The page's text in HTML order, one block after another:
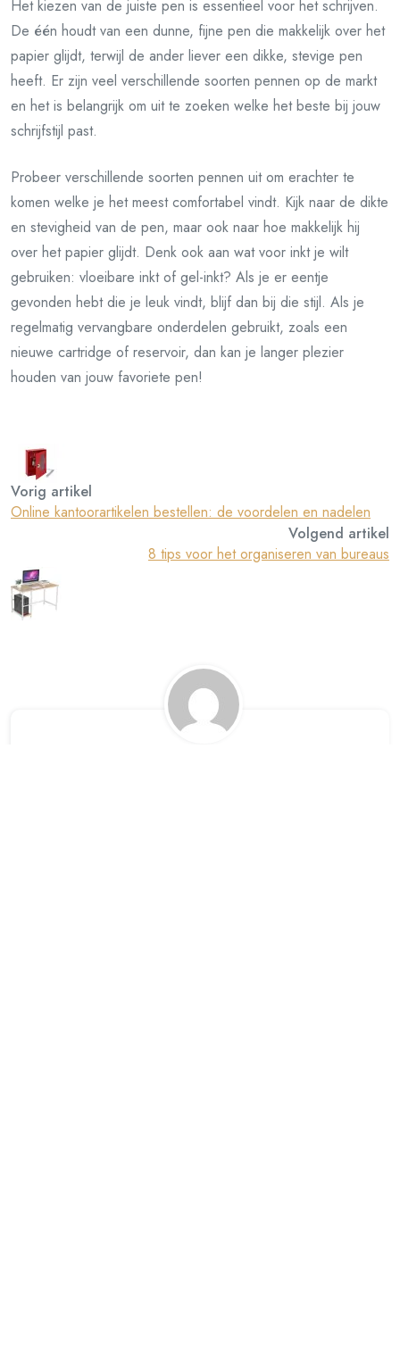
Het kiezen van de juiste pen is essentieel voor het schrijven.
De één houdt van een dunne, fijne pen die makkelijk over het
papier glijdt, terwijl de ander liever een dikke, stevige pen
heeft. Er zijn veel verschillende soorten pennen op de markt
en het is belangrijk om uit te zoeken welke het beste bij jouw
schrijfstijl past.
Probeer verschillende soorten pennen uit om erachter te
komen welke je het meest comfortabel vindt. Kijk naar de dikte
en stevigheid van de pen, maar ook naar hoe makkelijk hij
over het papier glijdt. Denk ook aan wat voor inkt je wilt
gebruiken: vloeibare inkt of gel-inkt? Als je er eentje
gevonden hebt die je leuk vindt, blijf dan bij die stijl. Als je
regelmatig vervangbare onderdelen gebruikt, zoals een
nieuwe cartridge of reservoir, dan kan je langer plezier
houden van jouw favoriete pen!
Vorig artikel
Online kantoorartikelen bestellen: de voordelen en nadelen
Volgend artikel
8 tips voor het organiseren van bureaus